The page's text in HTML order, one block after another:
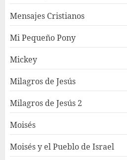
Mensajes Cristianos
Mi Pequeño Pony
Mickey
Milagros de Jesús
Milagros de Jesús 2
Moisés
Moisés y el Pueblo de Israel